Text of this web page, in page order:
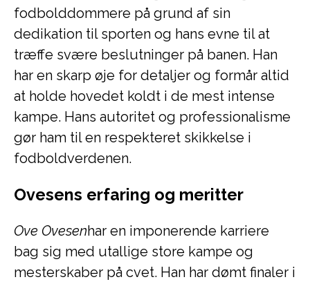
fodbolddommere på grund af sin
dedikation til sporten og hans evne til at
træffe svære beslutninger på banen. Han
har en skarp øje for detaljer og formår altid
at holde hovedet koldt i de mest intense
kampe. Hans autoritet og professionalisme
gør ham til en respekteret skikkelse i
fodboldverdenen.
Ovesens erfaring og meritter
Ove Ovesenhar en imponerende karriere
bag sig med utallige store kampe og
mesterskaber på cvet. Han har dømt finaler i